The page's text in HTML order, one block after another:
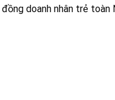
doanh nhân trẻ